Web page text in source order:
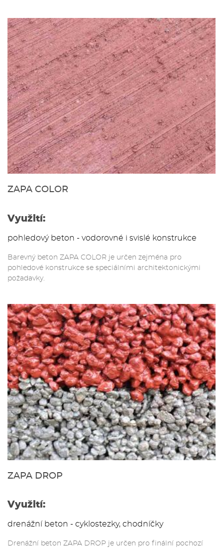
ZAPA COLOR
Využití:
pohledový beton - vodorovné i svislé konstrukce
Barevný beton ZAPA COLOR je určen zejména pro
pohledové konstrukce se speciálními architektonickými
požadavky.
ZAPA DROP
Využití:
drenážní beton - cyklostezky, chodníčky
Drenážní beton ZAPA DROP je určen pro finální pochozí